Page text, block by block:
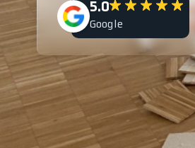
5.0
Google